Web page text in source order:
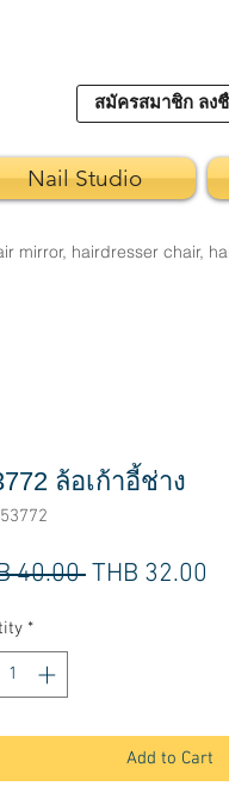
สมัครสมาชิก ลง
Nail Studio
mirror, hairdresser chair,
ล้อเก้าอี้ช่าง
40.00 Regular
THB 32.00
*
Add to Cart